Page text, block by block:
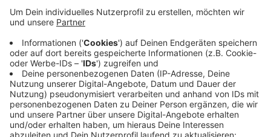
Veröffentlicht:Mittwoch, 27.03.2019 10:45
Anzeige
Er wurde eingeklemmt und musste von
Rettungskräften aus dem Wrack befreit werden.
Danach wurde er per Rettungshubschrauber ins
Krankenhaus geflogen. Die A4 und die Auffahrt Poll